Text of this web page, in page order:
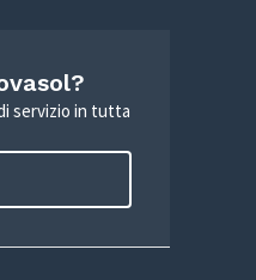
servizio in tutta